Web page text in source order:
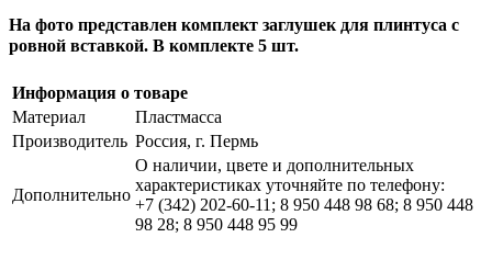
На фото представлен комплект заглушек для плинтуса с
ровной вставкой. В комплекте 5 шт.
Информация о товаре
Материал
Пластмасса
Производитель Россия, г. Пермь
Дополнительно
О наличии, цвете и дополнительных
характеристиках уточняйте по телефону:
+7 (342) 202-60-11; 8 950 448 98 68; 8 950 448
98 28; 8 950 448 95 99